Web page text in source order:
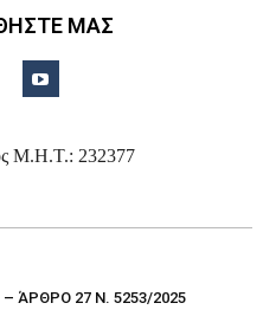
ΜΑΣ
Μ.Η.Τ.: 232377
ΆΡΘΡΟ 27 Ν. 5253/2025